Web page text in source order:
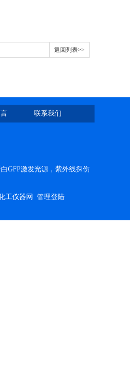
返回列表>>
联系我们
GFP激发光源，紫外线探伤
工仪器网 管理登陆